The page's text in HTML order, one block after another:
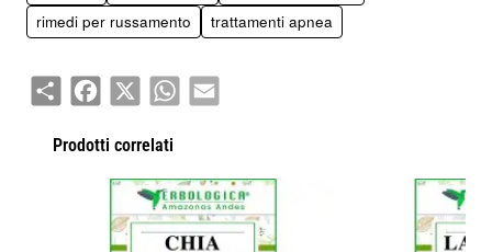
rimedi per russamento
trattamenti apnea
ShareFacebook
X WhatsAppEmail
Prodotti correlati